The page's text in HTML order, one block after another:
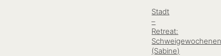
Stadt
–
Retreat:
(Sabine)